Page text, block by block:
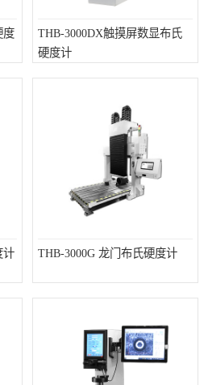
度
THB-3000DX触摸屏数显布氏
硬度计
计
THB-3000G 龙门布氏硬度计
显微硬度计
金相切割机